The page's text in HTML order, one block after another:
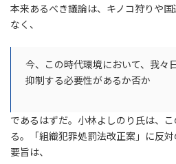
本来あるべき議論は、キノコ狩りや
なく、
今、この時代環境において、我々
抑制する必要性があるか否か
であるはずだ。小林よしのり氏は、
る。「組織犯罪処罰法改正案」に反
要旨は、